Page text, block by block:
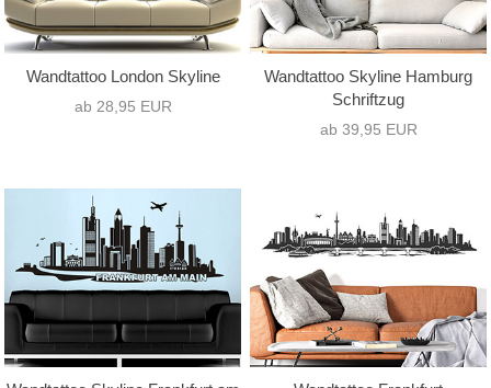
Wandtattoo London Skyline
ab 28,95 EUR
Wandtattoo Skyline Hamburg
Schriftzug
ab 39,95 EUR